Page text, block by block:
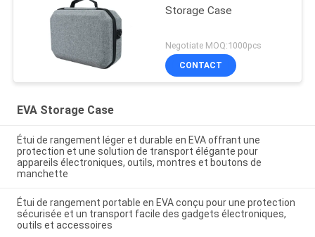
Storage Case
Negotiate MOQ:1000pcs
CONTACT
EVA Storage Case
Étui de rangement léger et durable en EVA offrant une
protection et une solution de transport élégante pour
appareils électroniques, outils, montres et boutons de
manchette
Étui de rangement portable en EVA conçu pour une protection
sécurisée et un transport facile des gadgets électroniques,
outils et accessoires